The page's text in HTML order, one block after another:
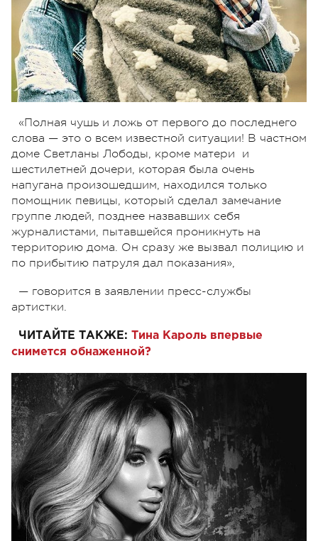
«Полная чушь и ложь от первого до последнего
слова — это о всем известной ситуации! В частном
доме Светланы Лободы, кроме матери и
шестилетней дочери, которая была очень
напугана произошедшим, находился только
помощник певицы, который сделал замечание
группе людей, позднее назвавших себя
журналистами, пытавшейся проникнуть на
территорию дома. Он сразу же вызвал полицию и
по прибытию патруля дал показания»,
— говорится в заявлении пресс-службы
артистки.
ЧИТАЙТЕ ТАКЖЕ: Тина Кароль впервые
снимется обнаженной?